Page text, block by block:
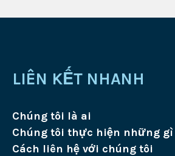
LIÊN KẾT NHANH
Chúng tôi là ai
Chúng tôi thực hiện những gì
Cách liên hệ với chúng tôi